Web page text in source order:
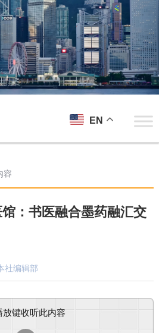
EN
容
：书医融合墨药融汇交
社编辑部
播放键收听此内容